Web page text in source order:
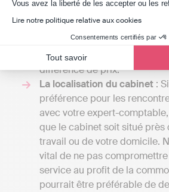
Vous avez la liberté de les accepter ou les
Lire notre politique relative aux cookies
Consentements certifiés par
Tout savoir
fiscales de son client, Indy se
qu’assistance pour le
gérer ces démarches en
différence de prix.
La localisation du cabinet :
préférence pour les
avec votre expert-
que le cabinet soit situé près
travail ou de votre domicile.
vital de ne pas
service au profit de la
pourrait être préférable de